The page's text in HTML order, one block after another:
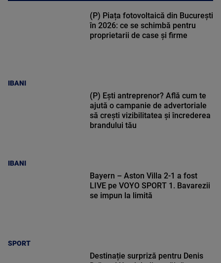
IBANI
(P) Piața fotovoltaică din București
în 2026: ce se schimbă pentru
proprietarii de case și firme
IBANI
(P) Ești antreprenor? Află cum te
ajută o campanie de advertoriale
să crești vizibilitatea și încrederea
brandului tău
SPORT
Bayern – Aston Villa 2-1 a fost
LIVE pe VOYO SPORT 1. Bavarezii
se impun la limită
Destinație surpriză pentru Denis